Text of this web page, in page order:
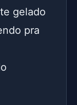
gelado
pra